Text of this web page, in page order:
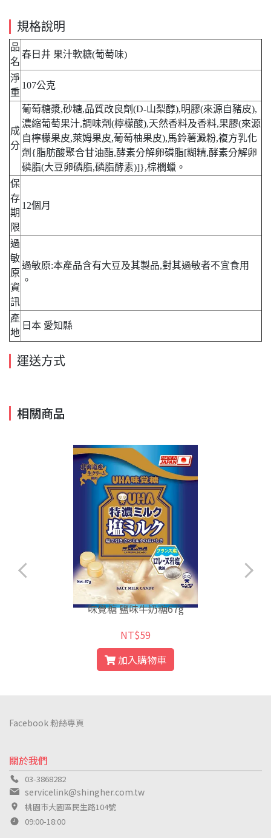
規格說明
品
名
春日井 果汁軟糖(葡萄味)
淨
重
107公克
成
分
葡萄糖漿,砂糖,品質改良劑(D-山梨醇),明膠(來源自豬皮),
濃縮葡萄果汁,調味劑(檸檬酸),天然香料及香料,果膠(來源
自檸檬果皮,萊姆果皮,葡萄柚果皮),馬鈴薯澱粉,複方乳化
劑{脂肪酸聚合甘油酯,酵素分解卵磷脂[糊精,酵素分解卵
磷脂(大豆卵磷脂,磷脂酵素)]},棕櫚蠟。
保
存
期
限
12個月
過
敏
原
資
訊
過敏原:本產品含有大豆及其製品,對其過敏者不宜食用
。
產
地
日本 愛知縣
運送方式
相關商品
味覺糖 鹽味牛奶糖67g
NT$59
加入購物車
關於我們
03-3868282
servicelink@shingher.com.tw
桃園市大園區民生路104號
09:00-18:00
Facebook 粉絲專頁